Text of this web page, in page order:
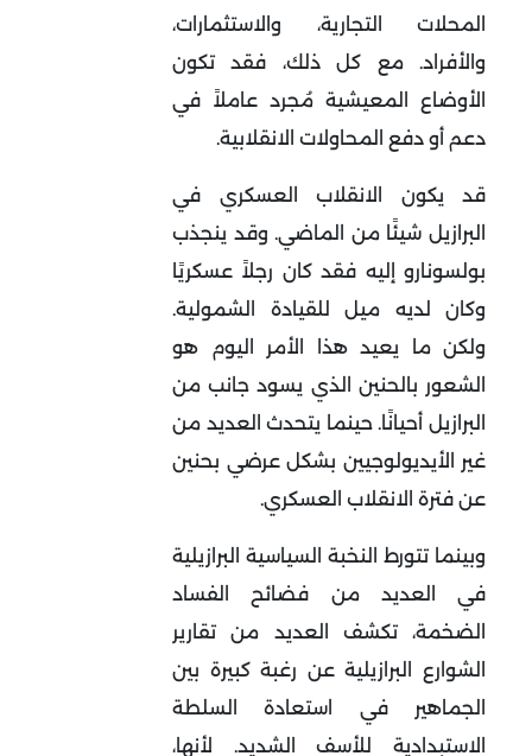
المحلات التجارية، والاستثمارات،
والأفراد. مع كل ذلك، فقد تكون
الأوضاع المعيشية مُجرد عاملاً في
دعم أو دفع المحاولات الانقلابية.
قد يكون الانقلاب العسكري في
البرازيل شيئًا من الماضي. وقد ينجذب
بولسونارو إليه فقد كان رجلاً عسكريًا
وكان لديه ميل للقيادة الشمولية.
ولكن ما يعيد هذا الأمر اليوم هو
الشعور بالحنين الذي يسود جانب من
البرازيل أحيانًا. حينما يتحدث العديد من
غير الأيديولوجيين بشكل عرضي بحنين
عن فترة الانقلاب العسكري.
وبينما تتورط النخبة السياسية البرازيلية
في العديد من فضائح الفساد
الضخمة، تكشف العديد من تقارير
الشوارع البرازيلية عن رغبة كبيرة بين
الجماهير في استعادة السلطة
الاستبدادية للأسف الشديد. لأنها،